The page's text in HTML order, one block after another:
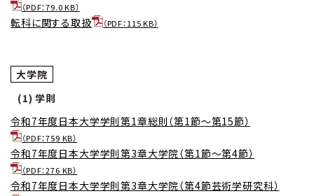
（PDF：79.0 KB）
転科に関する取扱 （PDF：115 KB）
大学院
(1) 学則
令和7年度日本大学学則第1章総則（第1節～第15節）
（PDF：759 KB）
令和7年度日本大学学則第3章大学院（第1節～第4節）
（PDF：276 KB）
令和7年度日本大学学則第3章大学院（第4節芸術学研究科）